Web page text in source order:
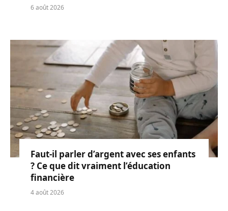
6 août 2026
Faut-il parler d’argent avec ses enfants
? Ce que dit vraiment l’éducation
financière
4 août 2026